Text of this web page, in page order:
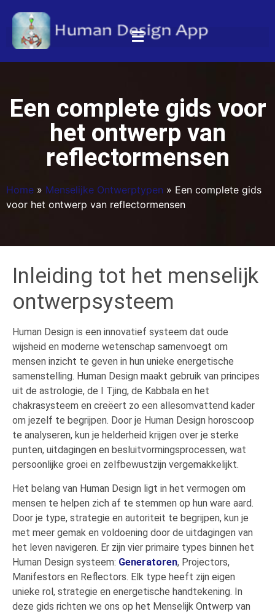
Een complete gids voor
het ontwerp van
reflectormensen
Home » Menselijke Ontwerptypen » Een complete gids
voor het ontwerp van reflectormensen
Inleiding tot het menselijk
ontwerpsysteem
Human Design is een innovatief systeem dat oude
wijsheid en moderne wetenschap samenvoegt om
mensen inzicht te geven in hun unieke energetische
samenstelling. Human Design maakt gebruik van principes
uit de astrologie, de I Tjing, de Kabbala en het
chakrasysteem en creëert zo een allesomvattend kader
om jezelf te begrijpen. Door je Human Design horoscoop
te analyseren, kun je helderheid krijgen over je sterke
punten, uitdagingen en besluitvormingsprocessen, wat
persoonlijke groei en zelfbewustzijn vergemakkelijkt.
Het belang van Human Design ligt in het vermogen om
mensen te helpen zich af te stemmen op hun ware aard.
Door je type, strategie en autoriteit te begrijpen, kun je
met meer gemak en voldoening door de uitdagingen van
het leven navigeren. Er zijn vier primaire types binnen het
Human Design systeem: Generatoren, Projectors,
Manifestors en Reflectors. Elk type heeft zijn eigen
unieke rol, strategie en energetische handtekening. In
deze gids richten we ons op het Menselijk Ontwerp van